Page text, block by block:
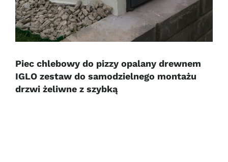
Piec chlebowy do pizzy opalany drewnem
IGLO zestaw do samodzielnego montażu
drzwi żeliwne z szybką